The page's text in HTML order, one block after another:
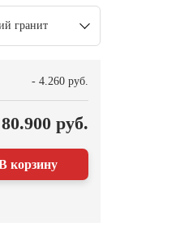
гранит
- 4.260 руб.
80.900 руб.
корзину